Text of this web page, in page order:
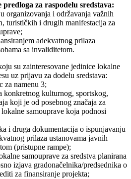
za raspodelu sredstava:
organizovanja i održavanja važnih
turističkih i drugih manifestacija za
adekvatnog prilaza
sa invaliditetom.
su zainteresovane jedinice lokalne
uz prijavu za dodelu sredstava:
za namenu 3;
konkretnog kulturnog, sportskog,
koji je od posebnog značaja za
samouprave koja podnosi
i druga dokumentacija o ispunjavanju
prilaza ustanovama javnih
(pristupne rampe);
samouprave za sredstva planirana
izjava gradonačelnika/predsednika o
za finansiranje projekta;